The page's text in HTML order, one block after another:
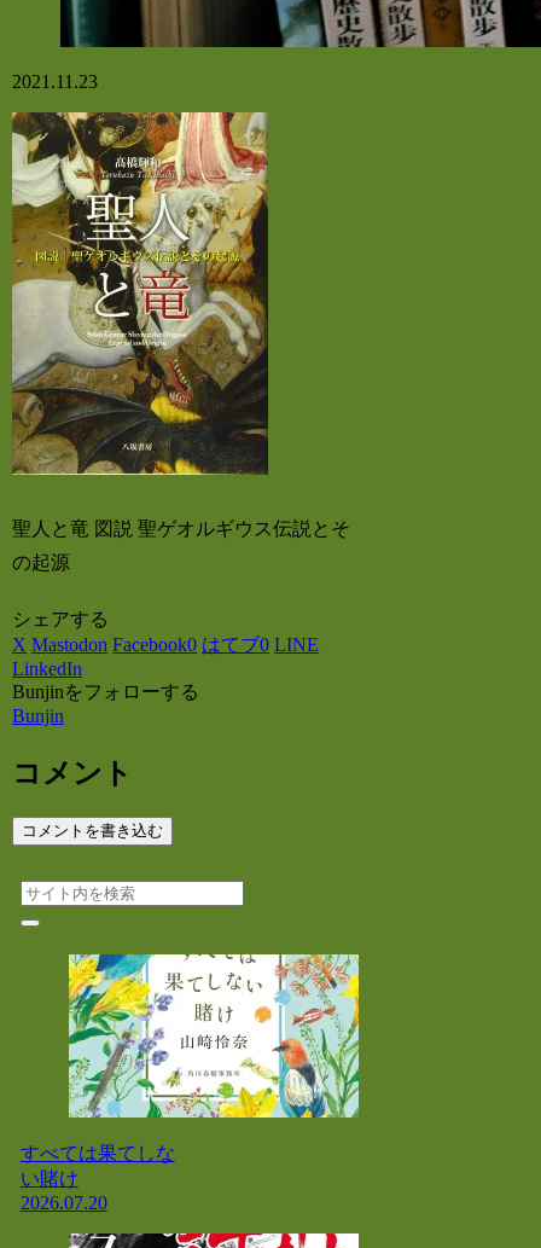
2021.11.23
聖人と竜 図説 聖ゲオルギウス伝説とそ
の起源
シェアする
X Mastodon Facebook0 はてブ0 LINE
LinkedIn
Bunjinをフォローする
Bunjin
コメント
コメントを書き込む
すべては果てしな
い賭け
2026.07.20